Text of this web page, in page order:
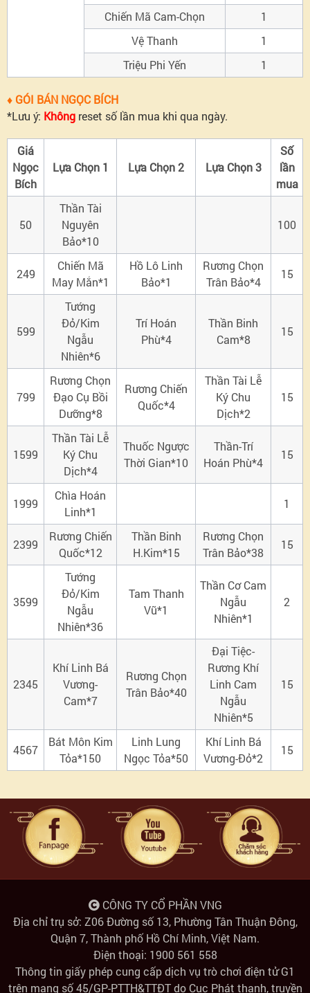
Chiến Mã Cam-Chọn
1
Vệ Thanh
1
Triệu Phi Yến
1
♦ GÓI BÁN NGỌC BÍCH
*Lưu ý: Không reset số lần mua khi qua ngày.
Giá
Ngọc
Bích
Lựa Chọn 1 Lựa Chọn 2 Lựa Chọn 3
Số
lần
mua
50
Thần Tài
Nguyên
Bảo*10
100
249
Chiến Mã
May Mắn*1
Hồ Lô Linh
Bảo*1
Rương Chọn
Trân Bảo*4
15
599
Tướng
Đỏ/Kim
Ngẫu
Nhiên*6
Trí Hoán
Phù*4
Thần Binh
Cam*8
15
799
Rương Chọn
Đạo Cụ Bồi
Dưỡng*8
Rương Chiến
Quốc*4
Thần Tài Lễ
Ký Chu
Dịch*2
15
1599
Thần Tài Lễ
Ký Chu
Dịch*4
Thuốc Ngược
Thời Gian*10
Thần-Trí
Hoán Phù*4
15
1999
Chìa Hoán
Linh*1
1
2399
Rương Chiến
Quốc*12
Thần Binh
H.Kim*15
Rương Chọn
Trân Bảo*38
15
3599
Tướng
Đỏ/Kim
Ngẫu
Nhiên*36
Tam Thanh
Vũ*1
Thần Cơ Cam
Ngẫu
Nhiên*1
2
2345
Khí Linh Bá
Vương-
Cam*7
Rương Chọn
Trân Bảo*40
Đại Tiệc-
Rương Khí
Linh Cam
Ngẫu
Nhiên*5
15
4567
Bát Môn Kim
Tỏa*150
Linh Lung
Ngọc Tỏa*50
Khí Linh Bá
Vương-Đỏ*2
15
CÔNG TY CỔ PHẦN VNG
Địa chỉ trụ sở: Z06 Đường số 13, Phường Tân Thuận Đông,
Quận 7, Thành phố Hồ Chí Minh, Việt Nam.
Điện thoại: 1900 561 558
Thông tin giấy phép cung cấp dịch vụ trò chơi điện tử G1
trên mạng số 45/GP-PTTH&TTĐT do Cục Phát thanh, truyền